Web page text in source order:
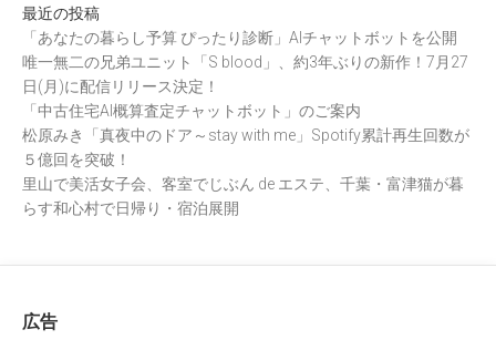
最近の投稿
「あなたの暮らし予算 ぴったり診断」AIチャットボットを公開
唯一無二の兄弟ユニット「S blood」、約3年ぶりの新作！7月27
日(月)に配信リリース決定！
「中古住宅AI概算査定チャットボット」のご案内
松原みき「真夜中のドア～stay with me」Spotify累計再生回数が
５億回を突破！
里山で美活女子会、客室でじぶん de エステ、千葉・富津猫が暮
らす和心村で日帰り・宿泊展開
広告